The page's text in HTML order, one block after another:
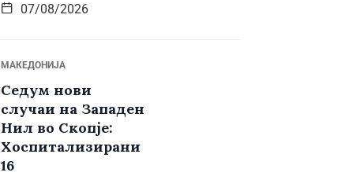
07/08/2026
МАКЕДОНИЈА
Седум нови
случаи на Западен
Нил во Скопје:
Хоспитализирани
16